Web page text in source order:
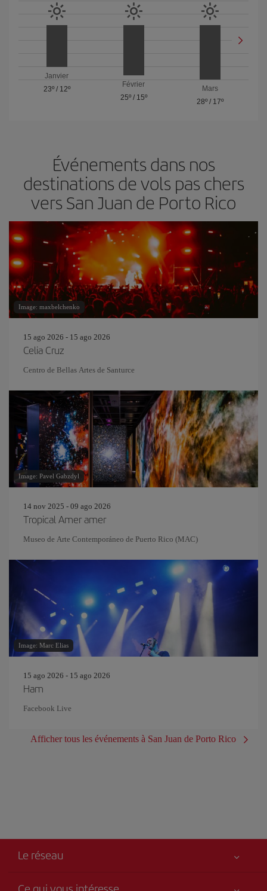
Janvier
23º/ 12º
Février
25º/ 15º
Mars
28º / 17º
Événements dans nos
destinations de vols pas chers
vers San Juan de Porto Rico
Image: maxbelchenko
15 ago 2026 - 15 ago 2026
Celia Cruz
Centro de Bellas Artes de Santurce
Image: Pavel Gabzdyl
14 nov 2025 - 09 ago 2026
Tropical Amer amer
Museo de Arte Contemporáneo de Puerto Rico (MAC)
Image: Marc Elias
15 ago 2026 - 15 ago 2026
Ham
Facebook Live
Afficher tous les événements à San Juan de Porto Rico
Le réseau